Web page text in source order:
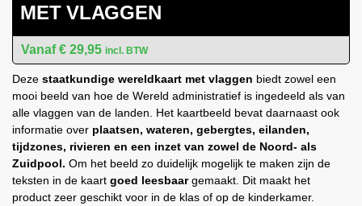
MET VLAGGEN
€ 29,95 incl. BTW
Deze staatkundige wereldkaart met vlaggen biedt zowel een
mooi beeld van hoe de Wereld administratief is ingedeeld als van
alle vlaggen van de landen. Het kaartbeeld bevat daarnaast ook
informatie over plaatsen, wateren, gebergtes, eilanden,
tijdzones, rivieren en een inzet van zowel de Noord- als
Zuidpool. Om het beeld zo duidelijk mogelijk te maken zijn de
teksten in de kaart goed leesbaargemaakt. Dit maakt het
product zeer geschikt voor in de klas of op de kinderkamer.